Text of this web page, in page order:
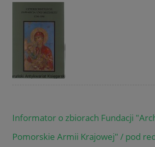
Informator o zbiorach Fundacji
Pomorskie Armii Krajowej" / pod